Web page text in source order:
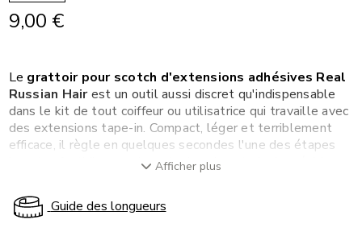
9,00 €
Le grattoir pour scotch d'extensions adhésives Real
Russian Hairest un outil aussi discret qu'indispensable
dans le kit de tout coiffeur ou utilisatrice qui travaille avec
des extensions tape-in. Compact, léger et terriblement
efficace, il règle en quelques secondes l'une des étapes
les plus fastidieuses du re-taping : le retrait des résidus
Sonembout dentelé en plastique souple
surface de la bande sans l'abîmer ni effiler les cheveux.
Afficher plus
Guide des longueurs